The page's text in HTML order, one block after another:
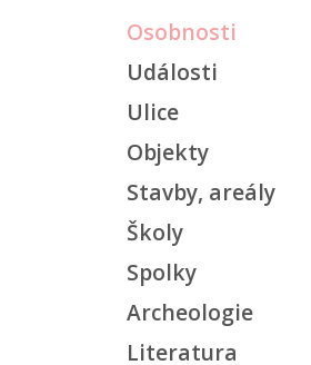
Osobnosti
Události
Ulice
Objekty
Stavby, areály
Školy
Spolky
Archeologie
Literatura